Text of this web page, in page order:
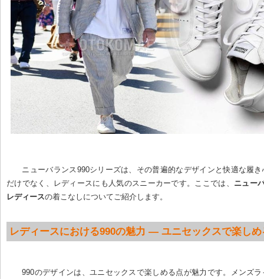
ニューバランス990シリーズは、その普遍的なデザインと快適な履
だけでなく、レディースにも人気のスニーカーです。ここでは、 ニュー
レディースの着こなしについてご紹介します。
レディースにおける990の魅力 — ユニセックスで楽し
990のデザインは、ユニセックスで楽しめる点が魅力です。メンズ